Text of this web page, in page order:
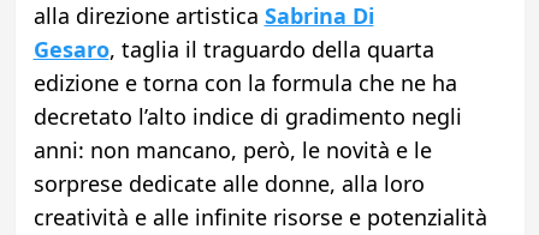
alla direzione artistica Sabrina Di
Gesaro, taglia il traguardo della quarta
edizione e torna con la formula che ne ha
decretato l’alto indice di gradimento negli
anni: non mancano, però, le novità e le
sorprese dedicate alle donne, alla loro
creatività e alle infinite risorse e potenzialità